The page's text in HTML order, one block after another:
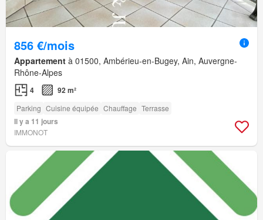
856 €/mois
Appartement à 01500, Ambérieu-en-Bugey, Ain, Auvergne-
Rhône-Alpes
4 92 m²
Parking Cuisine équipée Chauffage Terrasse
Il y a 11 jours
IMMONOT